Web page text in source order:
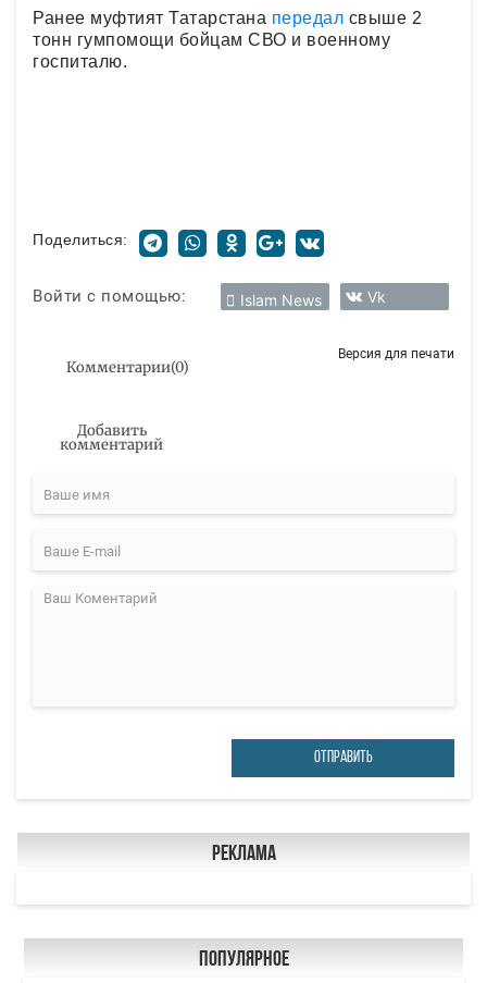
Ранее муфтият Татарстана передал свыше 2
тонн гумпомощи бойцам СВО и военному
госпиталю.
Поделиться:
Войти с помощью: Islam News Vk
Комментарии(0)
Версия для печати
Добавить
комментарий
ОТПРАВИТЬ
Реклама
Популярное